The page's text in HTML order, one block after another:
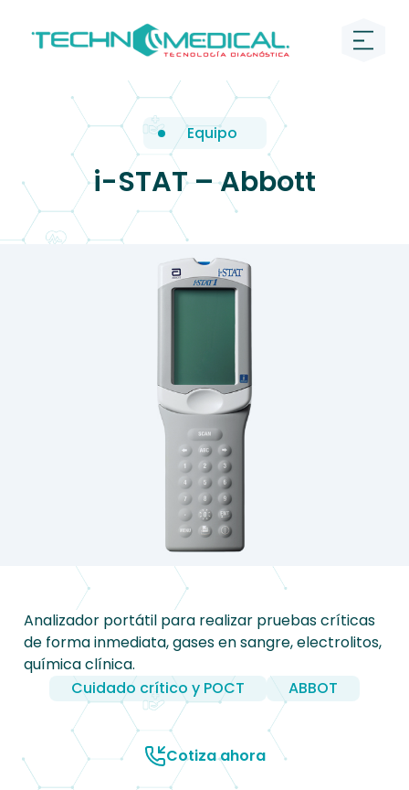
Equipo
i-STAT – Abbott
Analizador portátil para realizar pruebas críticas
de forma inmediata, gases en sangre, electrolitos,
química clínica.
Cuidado crítico y POCT
ABBOT
Cotiza ahora